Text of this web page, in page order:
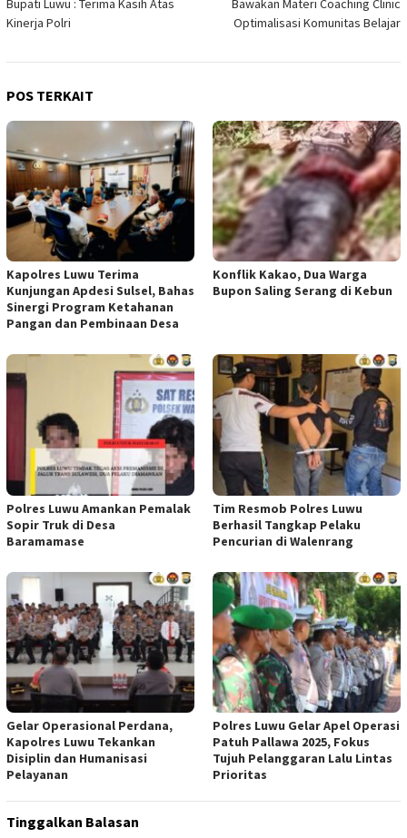
Bupati Luwu : Terima Kasih Atas
Kinerja Polri
Bawakan Materi Coaching Clinic
Optimalisasi Komunitas Belajar
POS TERKAIT
Kapolres Luwu Terima
Kunjungan Apdesi Sulsel, Bahas
Sinergi Program Ketahanan
Pangan dan Pembinaan Desa
Konflik Kakao, Dua Warga
Bupon Saling Serang di Kebun
Polres Luwu Amankan Pemalak
Sopir Truk di Desa
Baramamase
Tim Resmob Polres Luwu
Berhasil Tangkap Pelaku
Pencurian di Walenrang
Gelar Operasional Perdana,
Kapolres Luwu Tekankan
Disiplin dan Humanisasi
Pelayanan
Polres Luwu Gelar Apel Operasi
Patuh Pallawa 2025, Fokus
Tujuh Pelanggaran Lalu Lintas
Prioritas
Tinggalkan Balasan